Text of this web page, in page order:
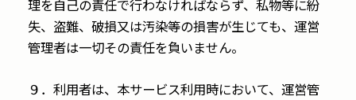
理を自己の責任で行わなければならず、私物等に紛
失、盗難、破損又は汚染等の損害が生じても、運営
管理者は一切その責任を負いません。
９．利用者は、本サービス利用時において、運営管